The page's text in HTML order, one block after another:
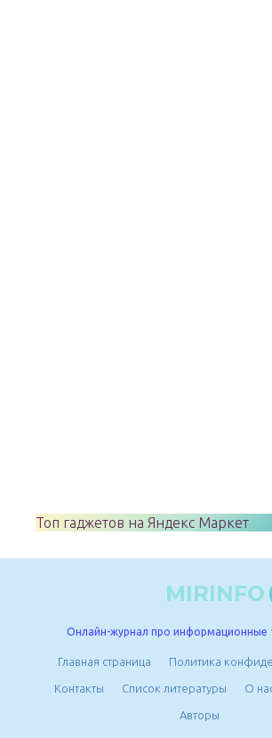
Топ гаджетов на Яндекс Маркет
MIRINFO
Онлайн-журнал про информационные
Главная страница Политика
Контакты Список литературы О
Авторы